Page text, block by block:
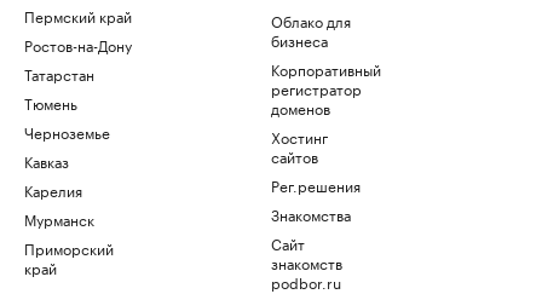
Пермский край
Ростов-на-Дону
Татарстан
Тюмень
Черноземье
Кавказ
Карелия
Мурманск
Приморский
край
Облако для
бизнеса
Корпоративный
регистратор
доменов
Хостинг
сайтов
Рег.решения
Знакомства
Сайт
знакомств
podbor.ru